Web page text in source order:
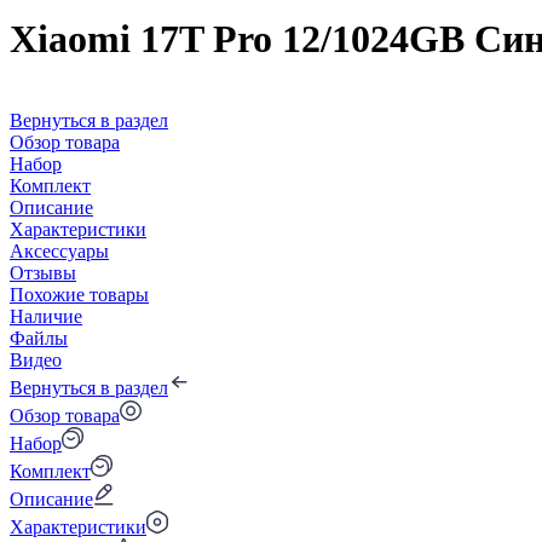
Xiaomi 17T Pro 12/1024GB
Вернуться в раздел
Обзор товара
Набор
Комплект
Описание
Характеристики
Аксессуары
Отзывы
Похожие товары
Наличие
Файлы
Видео
Вернуться в раздел
Обзор товара
Набор
Комплект
Описание
Характеристики